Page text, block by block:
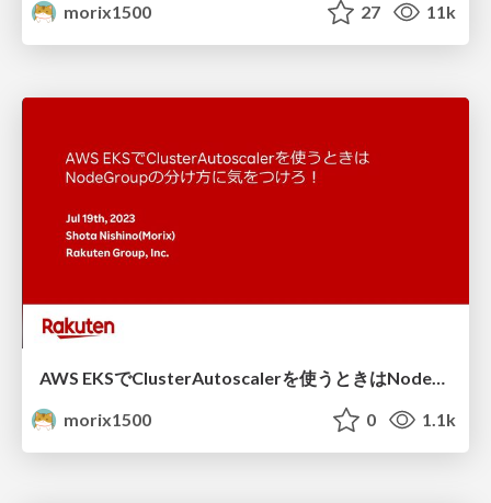
morix1500
27 11k
AWS EKSでClusterAutoscalerを使うときはNodeGroupの分け方に気をつけろ！
morix1500
0 1.1k